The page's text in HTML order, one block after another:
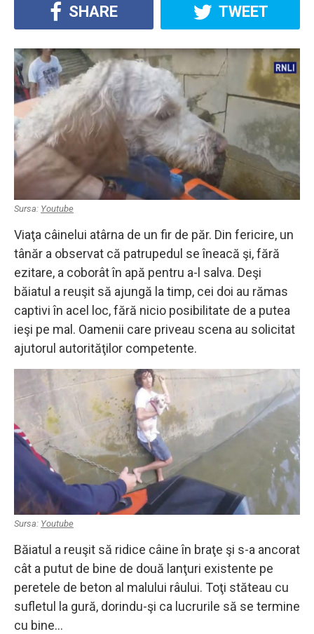
SHARE TWEET
Sursa: Youtube
Viaţa câinelui atârna de un fir de păr. Din fericire, un
tânăr a observat că patrupedul se îneacă şi, fără
ezitare, a coborât în apă pentru a-l salva. Deşi
băiatul a reuşit să ajungă la timp, cei doi au rămas
captivi în acel loc, fără nicio posibilitate de a putea
ieşi pe mal. Oamenii care priveau scena au solicitat
ajutorul autorităţilor competente.
Sursa: Youtube
Băiatul a reuşit să ridice câine în braţe şi s-a ancorat
cât a putut de bine de două lanţuri existente pe
peretele de beton al malului râului. Toţi stăteau cu
sufletul la gură, dorindu-şi ca lucrurile să se termine
cu bine…